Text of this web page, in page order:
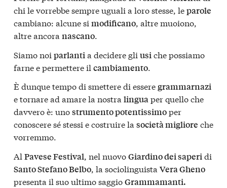
chi le vorrebbe sempre uguali a loro stesse, leparole
cambiano: alcune si modificano, altre muoiono,
altre ancora nascano.
Siamo noi parlanti a decidere gli usi che possiamo
farne e permettere il cambiamento
È dunque tempo di smettere di esseregrammarnazi
e tornare ad amare la nostra linguaper quello che
davvero è: unostrumento potentissimoper
conoscere sé stessi e costruire la società migliore che
vorremmo.
Al Pavese Festival, nel nuovoGiardino dei saperidi
Santo Stefano Belbo, la sociolinguista Vera Gheno
presenta il suo ultimo saggioGrammamanti.